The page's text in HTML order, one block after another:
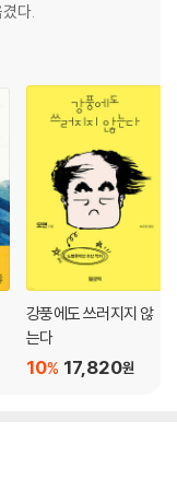
다.
강풍에도 쓰러지지 않
는다
17,820원
10%